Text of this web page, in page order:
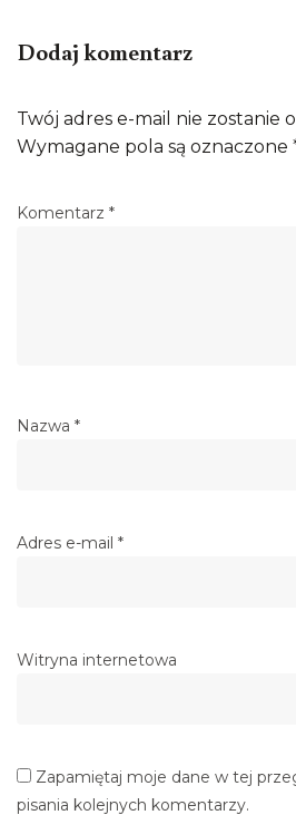
Dodaj komentarz
Twój adres e-mail nie zostanie
Wymagane pola są oznaczone
Komentarz *
Nazwa *
Adres e-mail *
Witryna internetowa
Zapamiętaj moje dane w tej
pisania kolejnych komentarzy.